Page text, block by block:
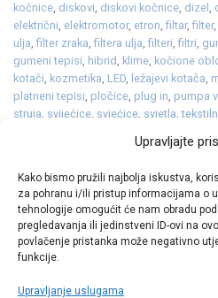
Upravljajte
Kako bismo pružili najbolja iskustva,
za pohranu i/ili pristup informacijama o
tehnologije omogućit će nam obradu
pregledavanja ili jedinstveni ID-ovi na
povlačenje pristanka može negativno
funkcije.
Upravljanje uslugama
kočnice, diskovi, diskovi kočnice, dizel ,
električni, elektromotor, etron,filtar,filter,
ulja,filter zraka,filtera ulja,filteri,filtri,
gumeni tepisi, hibrid, klime, kočione
kotači, kozmetika, LED, ležajevi kotača,
platneni tepisi, pločice, plug in, pumpa
struja, svijećice, svjećice, svjetla,
IVAN